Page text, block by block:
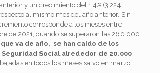
y un crecimiento del 1,4% (3.224
al mismo mes del año anterior. Sin
corresponde a los meses entre
de 2021, cuando se superaron las 260.000
que va de año, se han caído de los
Social alrededor de 20.000
en todos los meses salvo en marzo.